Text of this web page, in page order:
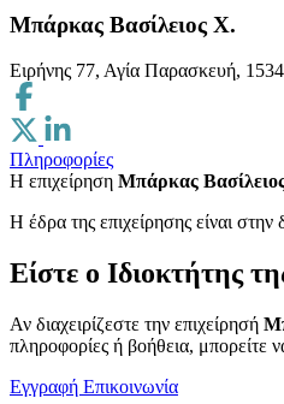
Μπάρκας Βασίλειος Χ.
Ειρήνης 77, Αγία Παρασκευή,
Πληροφορίες
Η επιχείρηση Μπάρκας
H έδρα της επιχείρησης είναι στην
Είστε ο Ιδιοκτήτης
Αν διαχειρίζεστε την επιχείρησή
πληροφορίες ή βοήθεια, μπορείτε
Εγγραφή Επικοινωνία